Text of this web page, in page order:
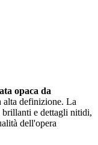
opaca da
alta definizione. La
brillanti e dettagli nitidi,
dell'opera